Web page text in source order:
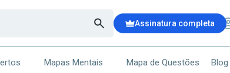
Assinatura completa
CARRINHO DE COMPRAS
Mapas Mentais Mapa de Questões Blog